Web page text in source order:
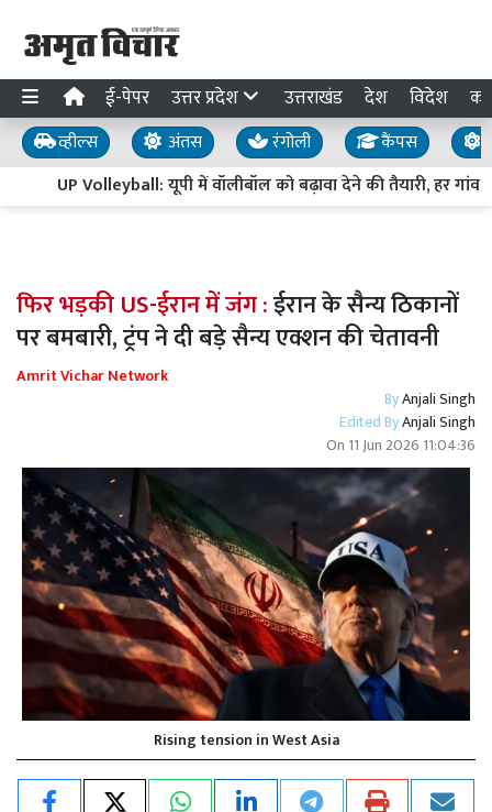
ई-पेपर उत्तर प्रदेश उत्तराखंड देश विदेश
व्हील्स अंतस रंगोली कैंपस
UP Volleyball: यूपी में वॉलीबॉल को बढ़ावा देने की तैयारी, हर गांव
फिर भड़की US-ईरान में जंग :ईरान के सैन्य ठिकानों
पर बमबारी, ट्रंप ने दी बड़े सैन्य एक्शन की चेतावनी
Amrit Vichar Network
ByAnjali Singh
Edited ByAnjali Singh
On 11 Jun 2026 11:04:36
Rising tension in West Asia